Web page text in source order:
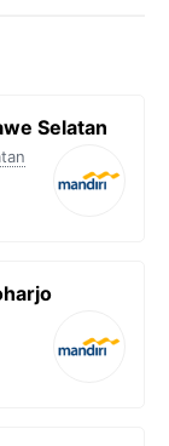
Selatan